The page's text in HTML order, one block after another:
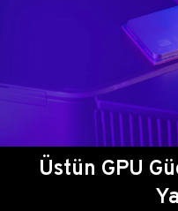
Üstün GPU